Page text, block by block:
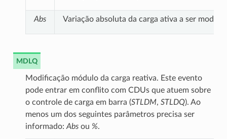
Abs Variação absoluta da carga ativa a ser
MDLQ
Modificação módulo da carga reativa. Este evento
pode entrar em conflito com CDUs que atuem sobre
o controle de carga em barra (STLDM, STLDQ). Ao
menos um dos seguintes parâmetros precisa ser
informado: Absou %.